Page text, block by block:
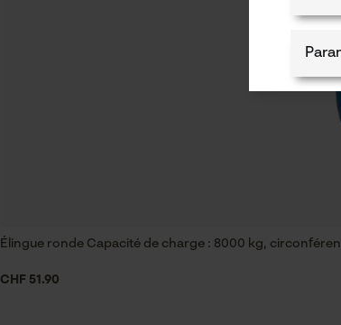
Élingue ronde Capacité de charge : 8000 kg,
CHF 51.90